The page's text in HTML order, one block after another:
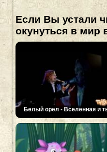
Если Вы устали
окунуться в мир
Белый орел - Вселенная и